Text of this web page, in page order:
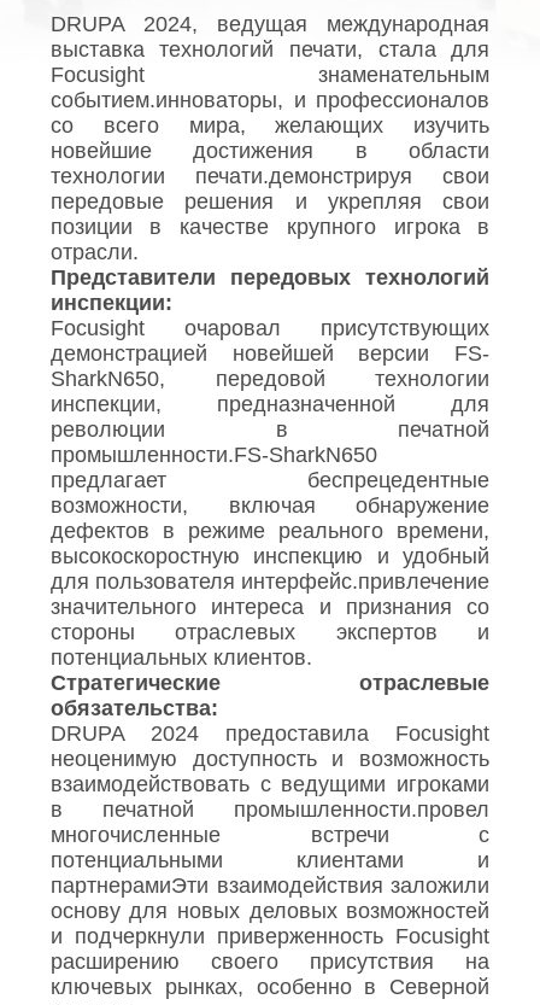
СПРОСИТЕ
ЦИТАТУ
КАРТА
САЙТА
PRIVACY
POLICY
DRUPA 2024, ведущая международная
выставка технологий печати, стала для
Focusight знаменательным
событием.инноваторы, и профессионалов
со всего мира, желающих изучить
новейшие достижения в области
технологии печати.демонстрируя свои
передовые решения и укрепляя свои
позиции в качестве крупного игрока в
отрасли.
Представители передовых технологий
инспекции:
Focusight очаровал присутствующих
демонстрацией новейшей версии FS-
SharkN650, передовой технологии
инспекции, предназначенной для
революции в печатной
промышленности.FS-SharkN650
предлагает беспрецедентные
возможности, включая обнаружение
дефектов в режиме реального времени,
высокоскоростную инспекцию и удобный
для пользователя интерфейс.привлечение
значительного интереса и признания со
стороны отраслевых экспертов и
потенциальных клиентов.
Стратегические отраслевые
обязательства:
DRUPA 2024 предоставила Focusight
неоценимую доступность и возможность
взаимодействовать с ведущими игроками
в печатной промышленности.провел
многочисленные встречи с
потенциальными клиентами и
партнерамиЭти взаимодействия заложили
основу для новых деловых возможностей
и подчеркнули приверженность Focusight
расширению своего присутствия на
ключевых рынках, особенно в Северной